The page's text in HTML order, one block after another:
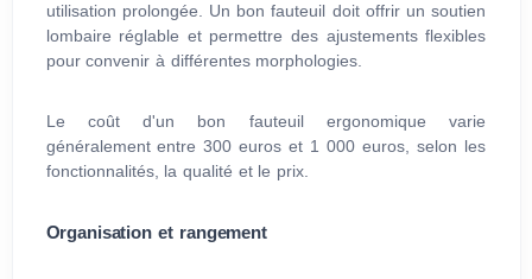
utilisation prolongée. Un bon fauteuil doit offrir un soutien
lombaire réglable et permettre des ajustements flexibles
pour convenir à différentes morphologies.
Le coût d'un bon fauteuil ergonomique varie
généralement entre 300 euros et 1 000 euros, selon les
fonctionnalités, la qualité et le prix.
Organisation et rangement